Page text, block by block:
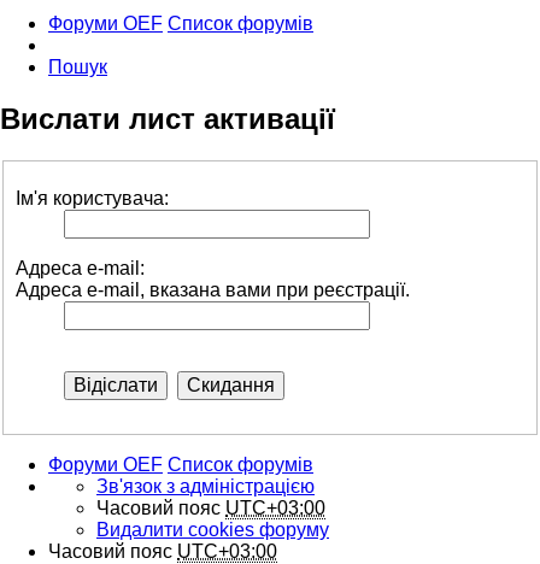
Форуми OEF Список форумів
Пошук
Вислати лист активації
Ім'я користувача:
Адреса e-mail:
Адреса e-mail, вказана вами при реєстрації.
Форуми OEF Список форумів
Зв'язок з адміністрацією
Часовий пояс UTC+03:00
Видалити cookies форуму
Часовий пояс UTC+03:00